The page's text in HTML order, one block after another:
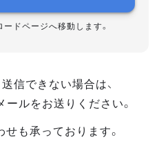
ドページへ移動します。
信できない場合は、
ールをお送りください。
も承っております。